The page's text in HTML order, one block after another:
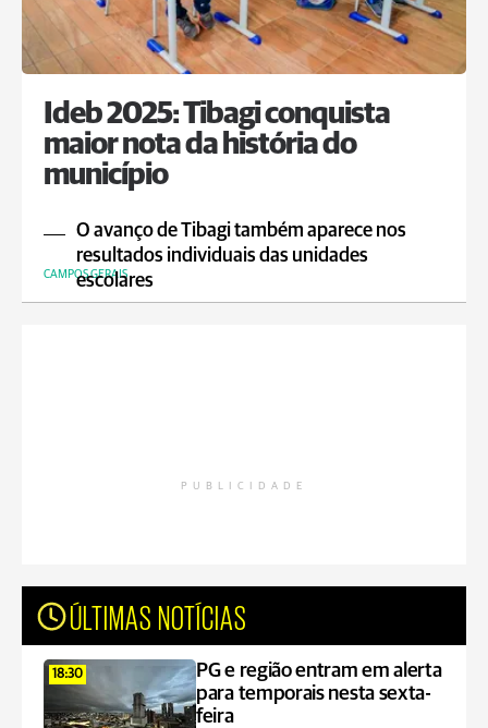
Ideb 2025: Tibagi conquista
maior nota da história do
município
O avanço de Tibagi também aparece nos
resultados individuais das unidades
escolares
CAMPOS GERAIS
PUBLICIDADE
ÚLTIMAS NOTÍCIAS
18:30
PG e região entram em alerta
para temporais nesta sexta-
feira